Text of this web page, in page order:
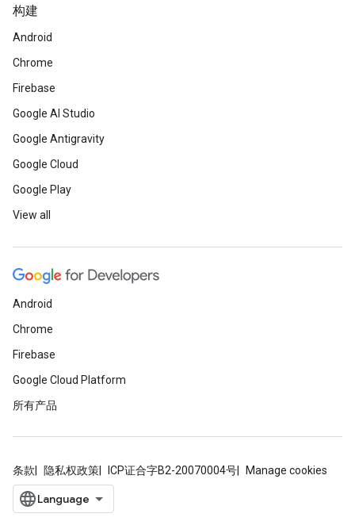
构建
Android
Chrome
Firebase
Google AI Studio
Google Antigravity
Google Cloud
Google Play
View all
Android
Chrome
Firebase
Google Cloud Platform
所有产品
条款 隐私权政策 ICP证合字B2-20070004号 Manage cookies